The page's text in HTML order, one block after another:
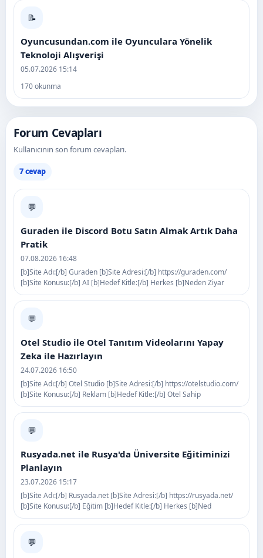
📝
Oyuncusundan.com ile Oyunculara Yönelik
Teknoloji Alışverişi
05.07.2026 15:14
170 okunma
Forum Cevapları
Kullanıcının son forum cevapları.
7 cevap
💬
Guraden ile Discord Botu Satın Almak Artık Daha
Pratik
07.08.2026 16:48
[b]Site Adı:[/b] Guraden [b]Site Adresi:[/b] https://guraden.com/
[b]Site Konusu:[/b] AI [b]Hedef Kitle:[/b] Herkes [b]Neden Ziyar
💬
Otel Studio ile Otel Tanıtım Videolarını Yapay
Zeka ile Hazırlayın
24.07.2026 16:50
[b]Site Adı:[/b] Otel Studio [b]Site Adresi:[/b] https://otelstudio.com/
[b]Site Konusu:[/b] Reklam [b]Hedef Kitle:[/b] Otel Sahip
💬
Rusyada.net ile Rusya'da Üniversite Eğitiminizi
Planlayın
23.07.2026 15:17
[b]Site Adı:[/b] Rusyada.net [b]Site Adresi:[/b] https://rusyada.net/
[b]Site Konusu:[/b] Eğitim [b]Hedef Kitle:[/b] Herkes [b]Ned
💬